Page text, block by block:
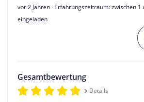
vor 2 Jahren · Erfahrungszeitraum: zwischen 1
eingeladen
Gesamtbewertung
Details